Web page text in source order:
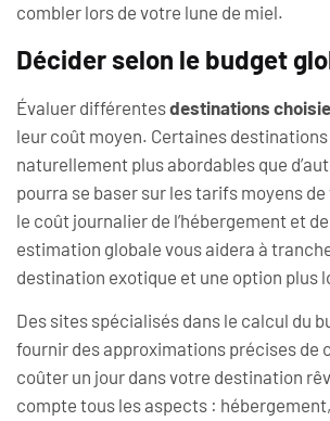
combler lors de votre lune de miel.
Décider selon le budget
Évaluer différentesdestinations
leur coût moyen. Certaines
naturellement plus abordables que
pourra se baser sur les tarifs moyens
le coût journalier de l’hébergement et
estimation globale vous aidera à
destination exotique et une option plus
Des sites spécialisés dans le calcul du
fournir des approximations précises de
coûter un jour dans votre destination
compte tous les aspects :